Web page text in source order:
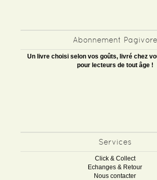
Abonnement Pagivore
Un livre choisi selon vos goûts, livré chez
pour lecteurs de tout âge !
Services
Click & Collect
Echanges & Retour
Nous contacter